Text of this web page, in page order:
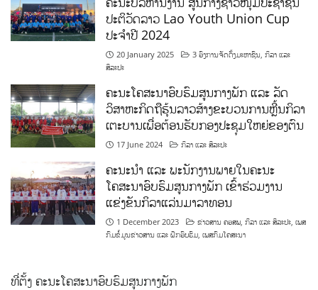
ປະຕິວັດລາວ Lao Youth Union Cup
ປະຈຳປີ 2024
20 January 2025 3 ອົງການຈັດຕັ້ງມະຫາຊົນ,ກິລາ ແລະ
ສິລະປະ
ຄະນະໂຄສະນາອົບຮົມສູນກາງພັກ ແລະ ລັດ
ວິສາຫະກິດຖືຮຸ້ນລາວສ້າງຂະບວນການຫຼີ້ນກິລາ
ເຕະບານເພື່ອຕ້ອນຮັບກອງປະຊຸມໃຫຍ່ຂອງຕົນ
17 June 2024 ກິລາ ແລະ ສິລະປະ
ຄະນະນຳ ແລະ ພະນັກງານພາຍໃນຄະນະ
ໂຄສະນາອົບຮົມສູນກາງພັກ ເຂົ້າຮ່ວມງານ
ແຂ່ງຂັນກິລາແລ່ນມາລາທອນ
1 December 2023 ຂ່າວສານ ຄອສພ,ກິລາ ແລະ ສິລະປະ,ເພສ
ກົມຂໍ້ມູນຂ່າວສານ ແລະ ຝຶກອົບຮົມ,ເພສກົມໂຄສະນາ
ທີ່ຕັ້ງ ຄະນະໂຄສະນາອົບຮົມສູນກາງພັກ